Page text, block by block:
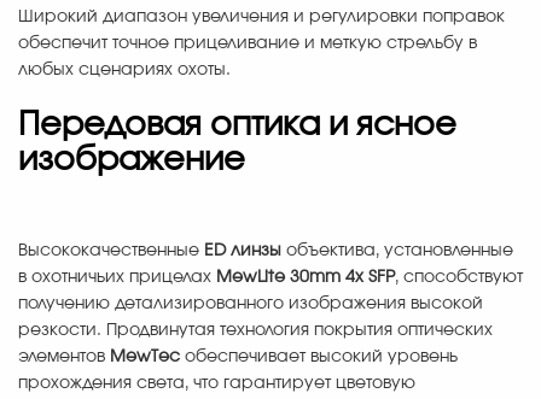
Широкий диапазон увеличения и регулировки поправок
обеспечит точное прицеливание и меткую стрельбу в
любых сценариях охоты.
Передовая оптика и ясное
изображение
Высококачественные ED линзы объектива, установленные
в охотничьих прицелах MewLite 30mm 4x SFP, способствуют
получению детализированного изображения высокой
резкости. Продвинутая технология покрытия оптических
элементов MewTec обеспечивает высокий уровень
прохождения света, что гарантирует цветовую